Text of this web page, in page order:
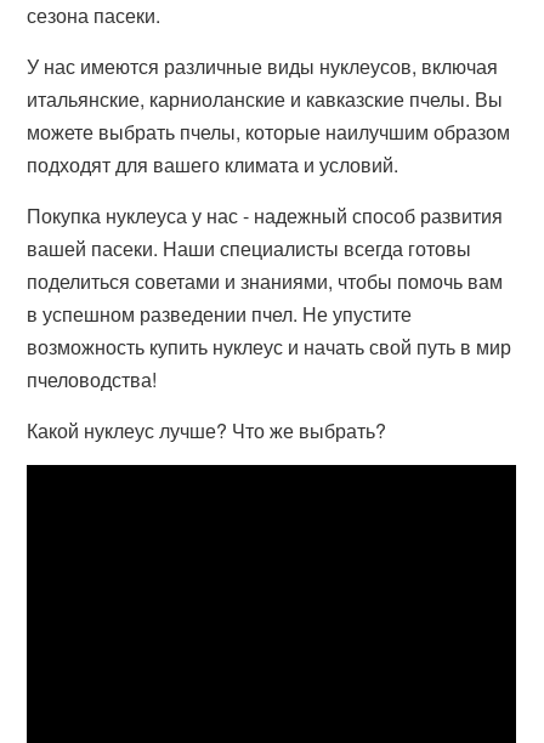
сезона пасеки.
У нас имеются различные виды нуклеусов, включая
итальянские, карниоланские и кавказские пчелы. Вы
можете выбрать пчелы, которые наилучшим образом
подходят для вашего климата и условий.
Покупка нуклеуса у нас - надежный способ развития
вашей пасеки. Наши специалисты всегда готовы
поделиться советами и знаниями, чтобы помочь вам
в успешном разведении пчел. Не упустите
возможность купить нуклеус и начать свой путь в мир
пчеловодства!
Какой нуклеус лучше? Что же выбрать?